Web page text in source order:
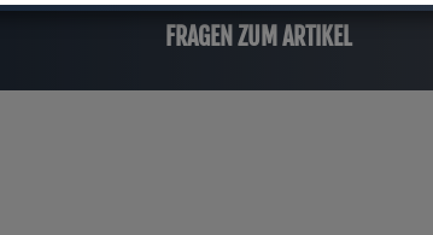
FRAGEN ZUM ARTIKEL